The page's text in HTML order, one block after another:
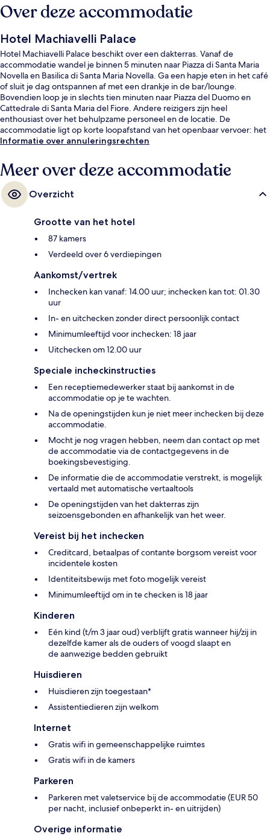
Over deze accommodatie
Hotel Machiavelli Palace
Hotel Machiavelli Palace beschikt over een dakterras. Vanaf de
accommodatie wandel je binnen 5 minuten naar Piazza di Santa Maria
Novella en Basilica di Santa Maria Novella. Ga een hapje eten in het café
of sluit je dag ontspannen af met een drankje in de bar/lounge.
Bovendien loop je in slechts tien minuten naar Piazza del Duomo en
Cattedrale di Santa Maria del Fiore. Andere reizigers zijn heel
enthousiast over het behulpzame personeel en de locatie. De
accommodatie ligt op korte loopafstand van het openbaar vervoer: het
is 3 minuten lopen naar Valfonda - Stazione Santa Maria Novella
Informatie over annuleringsrechten
Meer over deze accommodatie
Overzicht
Grootte van het hotel
87 kamers
Verdeeld over 6 verdiepingen
Aankomst/vertrek
Inchecken kan vanaf: 14.00 uur; inchecken kan tot: 01.30
uur
In- en uitchecken zonder direct persoonlijk contact
Minimumleeftijd voor inchecken: 18 jaar
Uitchecken om 12.00 uur
Speciale incheckinstructies
Een receptiemedewerker staat bij aankomst in de
accommodatie op je te wachten.
Na de openingstijden kun je niet meer inchecken bij deze
accommodatie.
Mocht je nog vragen hebben, neem dan contact op met
de accommodatie via de contactgegevens in de
boekingsbevestiging.
De informatie die de accommodatie verstrekt, is mogelijk
vertaald met automatische vertaaltools
De openingstijden van het dakterras zijn
seizoensgebonden en afhankelijk van het weer.
Vereist bij het inchecken
Creditcard, betaalpas of contante borgsom vereist voor
incidentele kosten
Identiteitsbewijs met foto mogelijk vereist
Minimumleeftijd om in te checken is 18 jaar
Kinderen
Eén kind (t/m 3 jaar oud) verblijft gratis wanneer hij/zij in
dezelfde kamer als de ouders of voogd slaapt en
de aanwezige bedden gebruikt
Huisdieren
Huisdieren zijn toegestaan*
Assistentiedieren zijn welkom
Internet
Gratis wifi in gemeenschappelijke ruimtes
Gratis wifi in de kamers
Parkeren
Parkeren met valetservice bij de accommodatie (EUR 50
per nacht, inclusief onbeperkt in- en uitrijden)
Overige informatie